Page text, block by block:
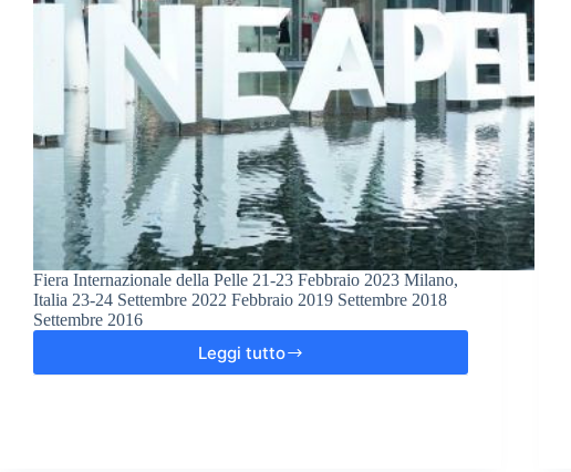
Fiera Internazionale della Pelle 21-23 Febbraio 2023 Milano,
Italia 23-24 Settembre 2022 Febbraio 2019 Settembre 2018
Settembre 2016
Leggi tuttoLineapelle